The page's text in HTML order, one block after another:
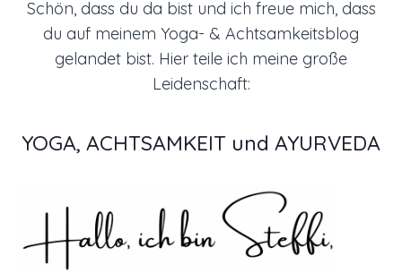
Schön, dass du da bist und ich freue mich, dass
du auf meinem Yoga- & Achtsamkeitsblog
gelandet bist. Hier teile ich meine große
Leidenschaft:
YOGA, ACHTSAMKEIT und AYURVEDA